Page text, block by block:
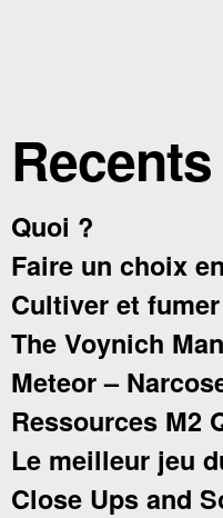
Recents
Quoi ?
Faire un choix
Cultiver et
The Voynich
Meteor –
Ressources M2
Le meilleur jeu
Close Ups and